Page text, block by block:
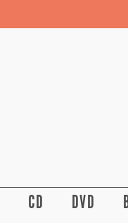
CD DVD